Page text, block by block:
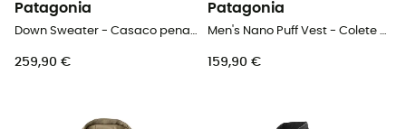
Patagonia
Down Sweater - Casaco penas homem
259,90 €
Patagonia
Men's Nano Puff Vest - Colete penas homem
159,90 €